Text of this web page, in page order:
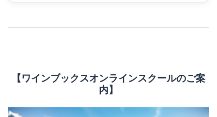
【ワインブックスオンラインスクールのご案
内】